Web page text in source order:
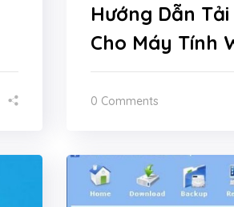
Hướng Dẫn
Cho Máy Tính
0 Comments